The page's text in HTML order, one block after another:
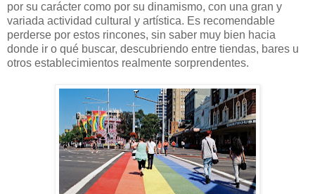
por su carácter como por su dinamismo, con una gran y
variada actividad cultural y artística. Es recomendable
perderse por estos rincones, sin saber muy bien hacia
donde ir o qué buscar, descubriendo entre tiendas, bares u
otros establecimientos realmente sorprendentes.